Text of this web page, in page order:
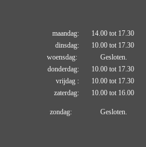
maandag: 14.00 tot 17.30
dinsdag: 10.00 tot 17.30
woensdag: Gesloten.
donderdag: 10.00 tot 17.30
vrijdag : 10.00 tot 17.30
zaterdag: 10.00 tot 16.00
zondag: Gesloten.